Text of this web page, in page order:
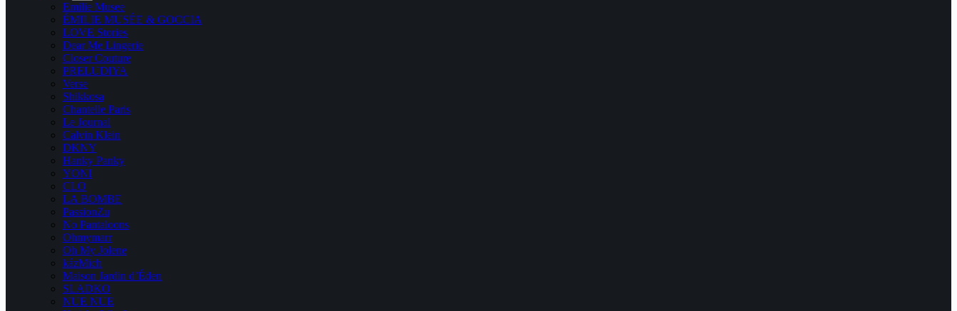
Emilie Musee
ÉMILIE MUSÉE & GOCCIA
LOVE Stories
Dear Me Lingerie
Closer Couture
PRELUDIYA
Verse
Shikkosa
Chantelle Paris
Le Journal
Calvin Klein
DKNY
Hanky Panky
YONI
CLO
LA BOMBE
PassionZu
No Pantaloons
Ohmymarr
Oh My Jolene
kázMich
Maison Jardin d’Éden
SLADKO
NUE NUE